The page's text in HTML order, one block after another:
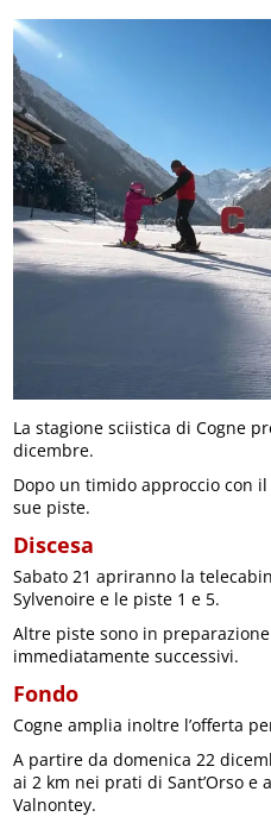
La stagione sciistica di Cogne
dicembre.
Dopo un timido approccio con
sue piste.
Discesa
Sabato 21 apriranno la
Sylvenoire e le piste 1 e 5.
Altre piste sono in
immediatamente successivi.
Fondo
Cogne amplia inoltre l’offerta
A partire da domenica 22
ai 2 km nei prati di Sant’Orso e
Valnontey.